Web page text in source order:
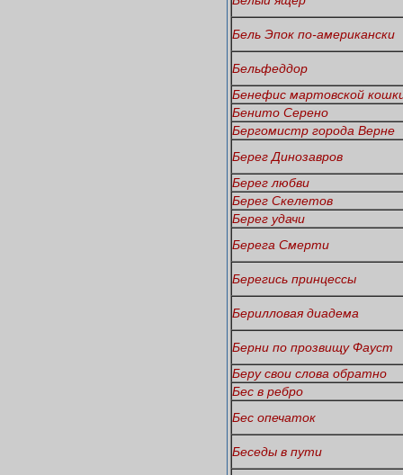
Бель Эпок по-американски
Бельфеддор
Бенефис мартовской
Бенито Серено
Бергомистр города Верне
Берег Динозавров
Берег любви
Берег Скелетов
Берег удачи
Берега Смерти
Берегись принцессы
Берилловая диадема
Берни по прозвищу Фауст
Беру свои слова обратно
Бес в ребро
Бес опечаток
Беседы в пути